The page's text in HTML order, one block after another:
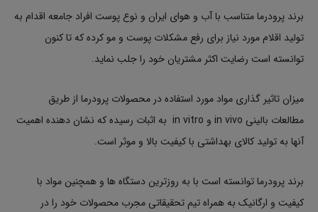
برند پرودرما متناسب با آب و هوای ایران و نوع پوست افراد جامعه اقدام به
تولید اقلام مورد نیاز برای رفع مشکلات پوست و مو کرده که تا کنون
توانسته است رضایت اکثر مشتریان خود را جلب نماید.
میزان تاثیر گذاری مواد مورد استفاده در محصولات پرودرما از طریق
مطالعات بالینی in vivo و in vitro به اثبات رسیده که نشان دهنده اهمیت
آنها به تولید کالای بهداشتی با کیفیت بالا و موثر است.
برند پرودرما توانسته است با به روزترین دستگاه ها و همچنین مواد با
کیفیت و ارگانیک به همراه تیم تحقیقاتی مجرب محصولات خود را در